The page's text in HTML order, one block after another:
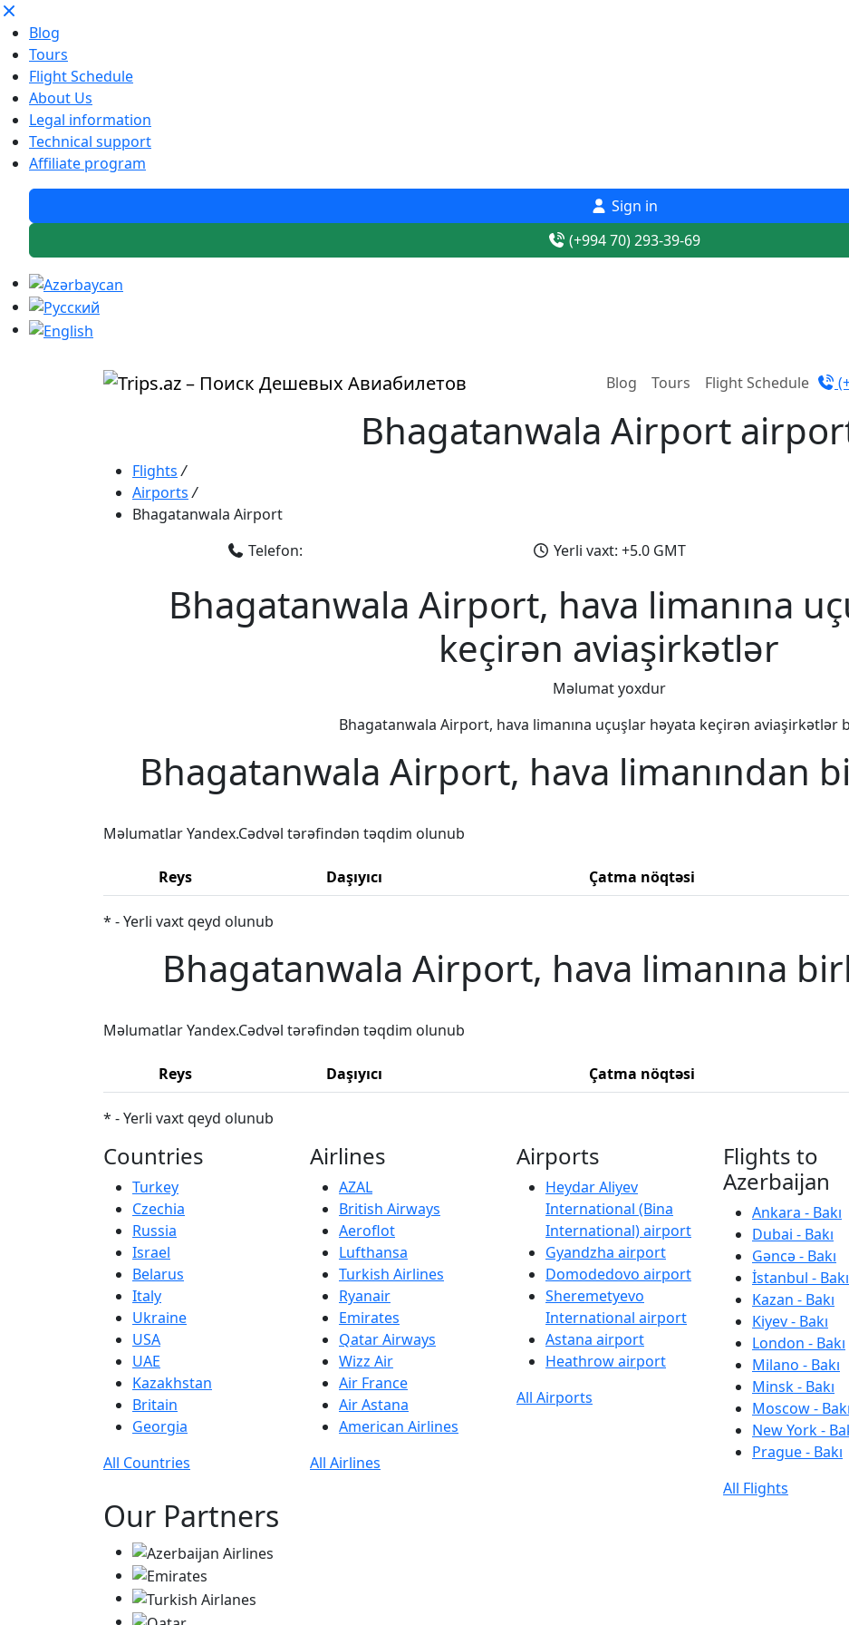
Blog
Tours
Flight Schedule
About Us
Legal information
Technical support
Affiliate program
Sign in
(+994 70) 293-39-69
Blog Tours Flight Schedule
Bhagatanwala Airport
Flights /
Airports /
Bhagatanwala Airport
Telefon:
Yerli vaxt: +5.0 GMT
Bhagatanwala Airport, hava limanına
keçirən aviaşirkətlər
Məlumat yoxdur
Bhagatanwala Airport, hava limanına uçuşlar həyata keçirən aviaşirkətlər
Bhagatanwala Airport, hava limanından
Məlumatlar Yandex.Cədvəl tərəfindən təqdim olunub
Reys Daşıyıcı Çatma nöqtəsi
* - Yerli vaxt qeyd olunub
Bhagatanwala Airport, hava limanına
Məlumatlar Yandex.Cədvəl tərəfindən təqdim olunub
Reys Daşıyıcı Çatma nöqtəsi
* - Yerli vaxt qeyd olunub
Countries
Turkey
Czechia
Russia
Israel
Belarus
Italy
Ukraine
USA
UAE
Kazakhstan
Britain
Georgia
All Countries
Airlines
AZAL
British Airways
Aeroflot
Lufthansa
Turkish Airlines
Ryanair
Emirates
Qatar Airways
Wizz Air
Air France
Air Astana
American Airlines
All Airlines
Airports
Heydar Aliyev
International (Bina
International) airport
Gyandzha airport
Domodedovo airport
Sheremetyevo
International airport
Astana airport
Heathrow airport
All Airports
Flights to
Azerbaijan
Ankara - Bakı
Dubai - Bakı
Gəncə - Bakı
İstanbul - Bakı
Kazan - Bakı
Kiyev - Bakı
London - Bakı
Milano - Bakı
Minsk - Bakı
Moscow - Bakı
New York -
Prague - Bakı
All Flights
Our Partners